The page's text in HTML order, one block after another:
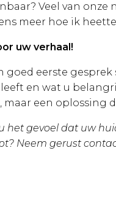
Veel van
meer hoe ik
uw verhaal!
goed eerste
en wat u
maar een oplossing
het gevoel dat uw
Neem gerust